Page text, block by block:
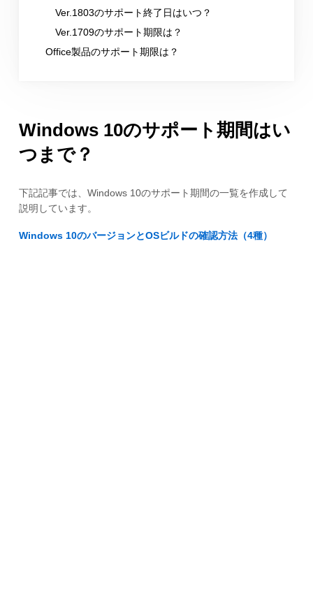
Ver.1803のサポート終了日はいつ？
Ver.1709のサポート期限は？
Office製品のサポート期限は？
Windows 10のサポート期間はい
つまで？
下記記事では、Windows 10のサポート期間の一覧を作成して
説明しています。
Windows 10のバージョンとOSビルドの確認方法（4種）